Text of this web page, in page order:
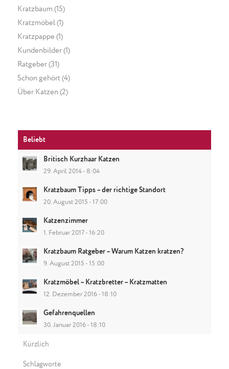
Kratzbaum (15)
Kratzmöbel(1)
Kratzpappe (1)
Kundenbilder(1)
Ratgeber(31)
Schon gehört(4)
Über Katzen(2)
Beliebt
Britisch Kurzhaar Katzen
29. April 2014 - 8:04
Kratzbaum Tipps – der richtige Standort
20. August 2015 - 17:00
Katzenzimmer
1. Februar 2017 - 16:20
Kratzbaum Ratgeber – Warum Katzen kratzen?
9. August 2015 - 15:00
Kratzmöbel – Kratzbretter – Kratzmatten
12. Dezember 2016 - 18:10
Gefahrenquellen
30. Januar 2016 - 18:10
Kürzlich
Schlagworte